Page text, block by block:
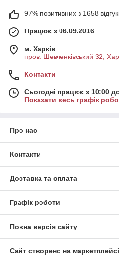
97% позитивних з 1658
Працює з 06.09.2016
м. Харків
пров. Шевченківський 32,
Контакти
Сьогодні працює з 10:00
Показати весь графік
Про нас
Контакти
Доставка та оплата
Графік роботи
Повна версія сайту
Сайт створено на маркетплейсі